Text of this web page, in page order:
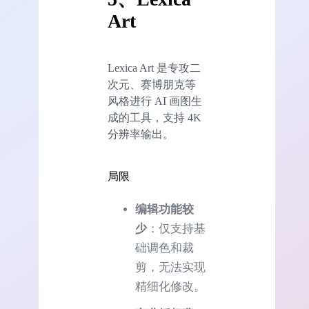
Art
Lexica Art 是专攻二
次元、赛博朋克等
风格进行 AI 画图生
成的工具，支持 4K
分辨率输出。
局限
编辑功能较
少：仅支持基
础调色和裁
剪，无法实现
精细化修改。